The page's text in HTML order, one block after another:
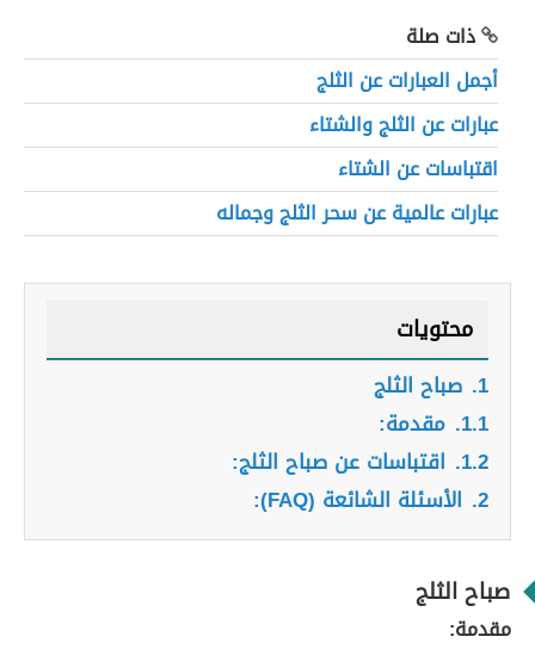
ذات صلة
أجمل العبارات عن الثلج
عبارات عن الثلج والشتاء
اقتباسات عن الشتاء
عبارات عالمية عن سحر الثلج وجماله
محتويات
1. صباح الثلج
1.1. مقدمة:
1.2. اقتباسات عن صباح الثلج:
2. الأسئلة الشائعة (FAQ):
صباح الثلج
مقدمة: